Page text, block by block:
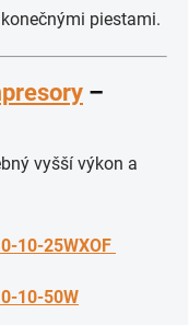
piestami.
–
vyšší výkon a